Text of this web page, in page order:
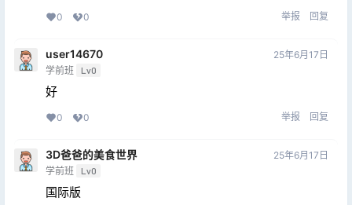
0 0 举报 回复
user14670
学前班 Lv0
25年6月17日
好
0 0 举报 回复
3D爸爸的美食世界
学前班 Lv0
25年6月17日
国际版